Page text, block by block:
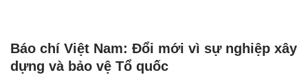
Báo chí Việt Nam: Đổi mới vì sự nghiệp xây
dựng và bảo vệ Tổ quốc